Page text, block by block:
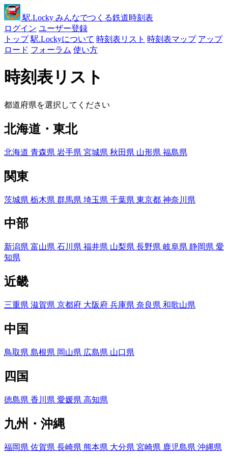
駅.Locky みんなでつくる鉄道時刻表
ログイン ユーザー登録
トップ 駅.Lockyについて 時刻表リスト 時刻表マップ アップ
ロード フォーラム 使い方
時刻表リスト
都道府県を選択してください
北海道・東北
北海道 青森県 岩手県 宮城県 秋田県 山形県 福島県
関東
茨城県 栃木県 群馬県 埼玉県 千葉県 東京都 神奈川県
中部
新潟県 富山県 石川県 福井県 山梨県 長野県 岐阜県 静岡県 愛
知県
近畿
三重県 滋賀県 京都府 大阪府 兵庫県 奈良県 和歌山県
中国
鳥取県 島根県 岡山県 広島県 山口県
四国
徳島県 香川県 愛媛県 高知県
九州・沖縄
福岡県 佐賀県 長崎県 熊本県 大分県 宮崎県 鹿児島県 沖縄県